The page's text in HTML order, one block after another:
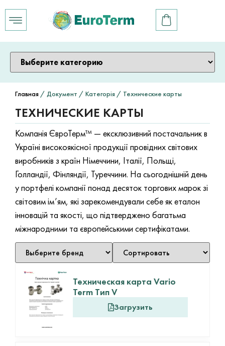
Главная / Документ / Категорія / Технические карты
ТЕХНИЧЕСКИЕ КАРТЫ
Компанія ЄвроТерм™ — ексклюзивний постачальник в
Україні високоякісної продукції провідних світових
виробників з країн Німеччини, Італії, Польщі,
Голландії, Фінляндії, Туреччини. На сьогоднішній день
у портфелі компанії понад десяток торгових марок зі
світовим ім’ям, які зарекомендували себе як еталон
інновацій та якості, що підтверджено багатьма
міжнародними та європейськими сертифікатами.
Техническая карта Vario
Term Тип V
Загрузить